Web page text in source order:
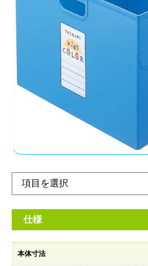
整理に便利なA4ダブルサイ
ミリのA4ファイル約13冊、
メーカー希望小売価格：
オープン
カラー心理効果で子供の心とコミュ
DVD、ファイルなどお子様の学用品
ぷり入るA4ダブルサイズ。
オンラインショ
仕様
本体寸法